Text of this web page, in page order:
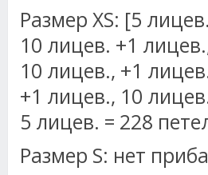
Размер XS: [5
10 лицев. +1
10 лицев., +1
+1 лицев., 10
5 лицев. = 228
Размер S: нет